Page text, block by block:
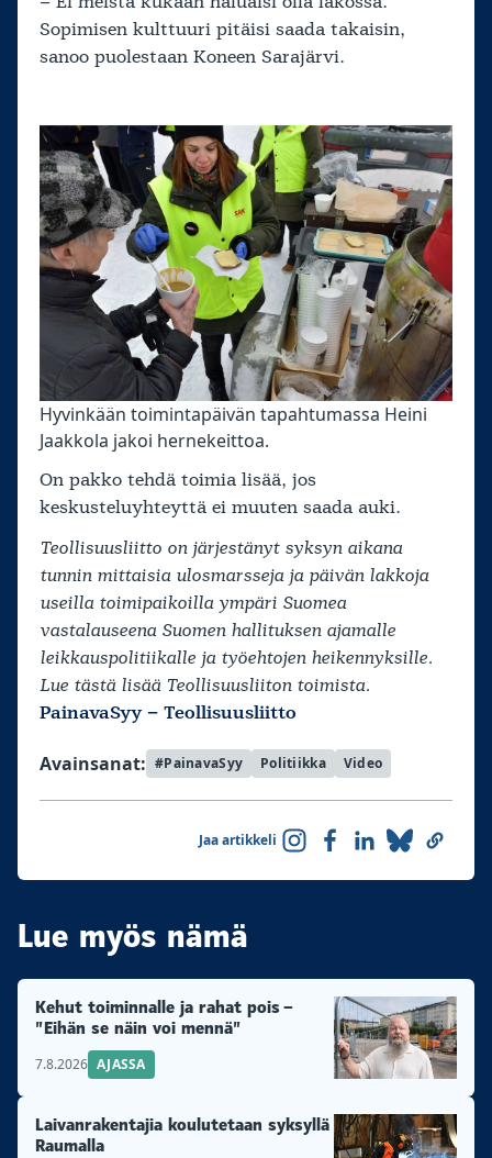
Sopimisen kulttuuri pitäisi saada takaisin,
sanoo puolestaan Koneen Sarajärvi.
Hyvinkään toimintapäivän tapahtumassa Heini
Jaakkola jakoi hernekeittoa.
On pakko tehdä toimia lisää, jos
keskusteluyhteyttä ei muuten saada auki.
Teollisuusliitto on järjestänyt syksyn aikana
tunnin mittaisia ulosmarsseja ja päivän lakkoja
useilla toimipaikoilla ympäri Suomea
vastalauseena Suomen hallituksen ajamalle
leikkauspolitiikalle ja työehtojen heikennyksille.
Lue tästä lisää Teollisuusliiton toimista.
PainavaSyy – Teollisuusliitto
Avainsanat: #PainavaSyy Politiikka Video
Jaa artikkeli
Lue myös nämä
Kehut toiminnalle ja rahat pois –
”Eihän se näin voi mennä”
7.8.2026 AJASSA
Laivanrakentajia koulutetaan syksyllä
Raumalla